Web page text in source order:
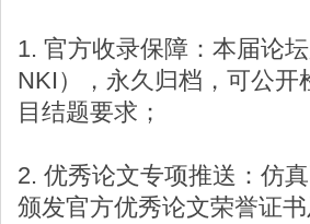
1. 官方收录保障：本届论
NKI），永久归档，可公
目结题要求；
2. 优秀论文专项推送：仿
颁发官方优秀论文荣誉证